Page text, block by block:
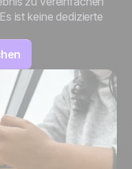
ist keine dedizierte